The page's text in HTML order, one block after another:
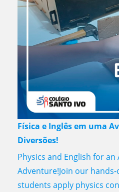
Física e Inglês em uma
Diversões!
Physics and English for
Adventure!Join our
students apply physics